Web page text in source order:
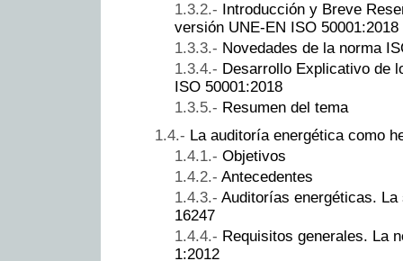
Introducción y Breve
versión UNE-EN ISO 50001:2018
Novedades de la norma
Desarrollo Explicativo de
ISO 50001:2018
Resumen del tema
La auditoría energética como
Objetivos
Antecedentes
Auditorías energéticas.
16247
Requisitos generales. La
1:2012